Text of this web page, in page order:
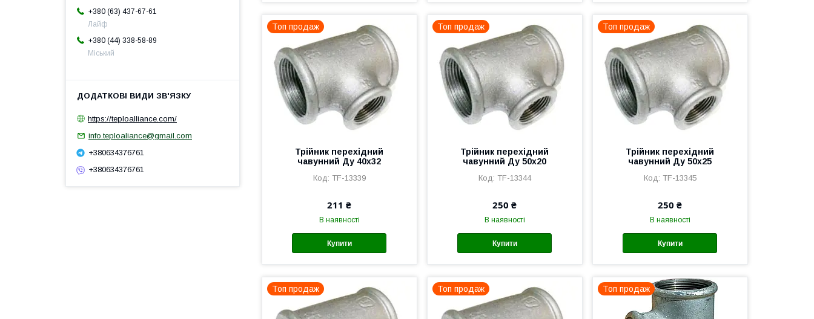
Топ продаж
Трійник перехідний
чавунний Ду 40х32
TF-13339
211 ₴
В наявності
Купити
Топ продаж
Трійник перехідний
чавунний Ду 50х20
TF-13344
250 ₴
В наявності
Купити
Топ продаж
Трійник перехідний
чавунний Ду 50х25
TF-13345
250 ₴
В наявності
Купити
Топ продаж Топ продаж Топ продаж
+380 (63) 437-67-61
Лайф
+380 (44) 338-58-89
Міський
https://teploalliance.com/
info.teploaliance@gmail.com
+380634376761
+380634376761